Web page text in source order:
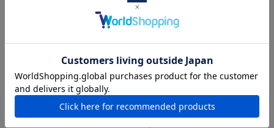
阿部春弥・みか 淡ルリレクタ